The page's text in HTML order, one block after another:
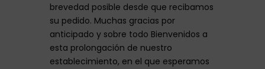
brevedad posible desde que recibamos
su pedido. Muchas gracias por
anticipado y sobre todo Bienvenidos a
esta prolongación de nuestro
establecimiento, en el que esperamos